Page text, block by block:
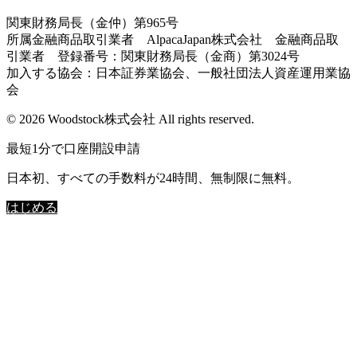
関東財務局長（金仲）第965号
所属金融商品取引業者 AlpacaJapan株式会社 金融商品取
引業者 登録番号：関東財務局長（金商）第3024号
加入する協会：日本証券業協会、一般社団法人資産運用業協
会
© 2026 Woodstock株式会社 All rights reserved.
最短1分で口座開設申請
日本初、すべての手数料が24時間、無制限に無料。
はじめる